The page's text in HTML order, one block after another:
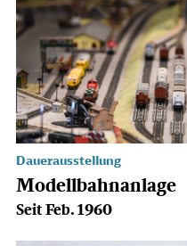
Dauerausstellung
Modellbahnanlage
Seit Feb. 1960